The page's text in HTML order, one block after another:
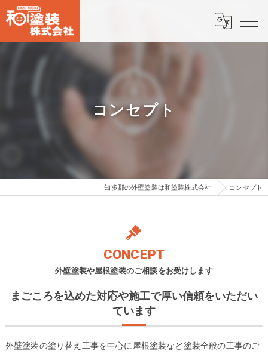
コンセプト
知多郡の外壁塗装は和塗装株式会社 コンセプト
外壁塗装や屋根塗装のご相談をお受けします
CONCEPT
まごころを込めた対応や施工で厚い信頼をいただい
ています
外壁塗装の塗り替え工事を中心に屋根塗装など塗装全般の工事のご